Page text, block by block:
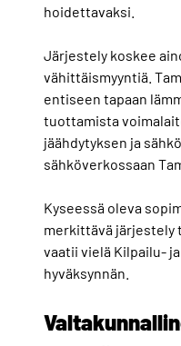
hoidettavaksi.
Järjestely koskee
vähittäismyyntiä.
entiseen tapaan
tuottamista
jäähdytyksen ja
sähköverkossaan
Kyseessä oleva
merkittävä järjestely
vaatii vielä Kilpailu-
hyväksynnän.